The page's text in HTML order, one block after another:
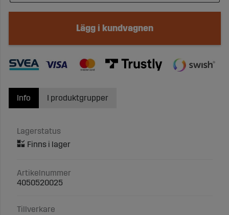
Lägg i kundvagnen
Info
Lagerstatus
Artikelnummer
4050520025
Tillverkare
I produktgrupper